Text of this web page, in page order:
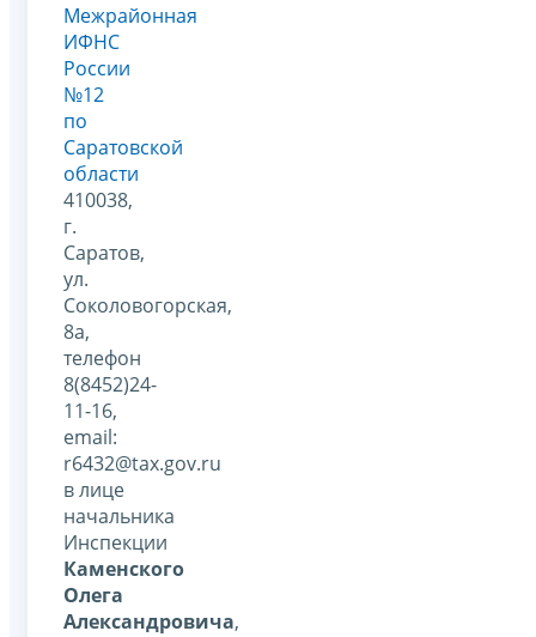
Межрайонная
ИФНС
России
№12
по
Саратовской
области
410038,
г.
Саратов,
ул.
Соколовогорская,
8а,
телефон
8(8452)24-
11-16,
email:
r6432@tax.gov.ru
в лице
начальника
Инспекции
Каменского
Олега
Александровича,